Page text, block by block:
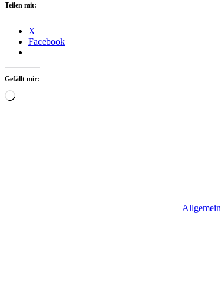
Teilen mit:
X
Facebook
Gefällt mir:
Wird
Allgemein